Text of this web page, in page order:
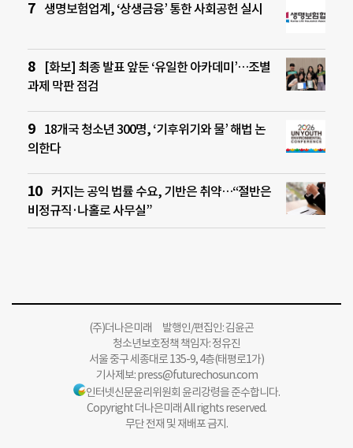
생명보험업계, ‘상생금융’ 통한 사회공헌 실시
[화보] 최종 발표 앞둔 ‘유일한 아카데미’…조별
과제 막판 점검
18개국 청소년 300명, ‘기후위기와 물’ 해법 논
의한다
커지는 공익 법률 수요, 기반은 취약…“절반은
비정규직·나홀로 사무실”
(주)더나은미래 발행인/편집인: 김윤곤
청소년보호정책 책임자: 정유진
서울 중구 세종대로 135-9, 4층(태평로1가)
기사제보:press@futurechosun.com
인터넷신문윤리위원회 윤리강령을 준수합니다.
Copyright 더나은미래 All rights reserved.
무단 전재 및 재배포 금지.